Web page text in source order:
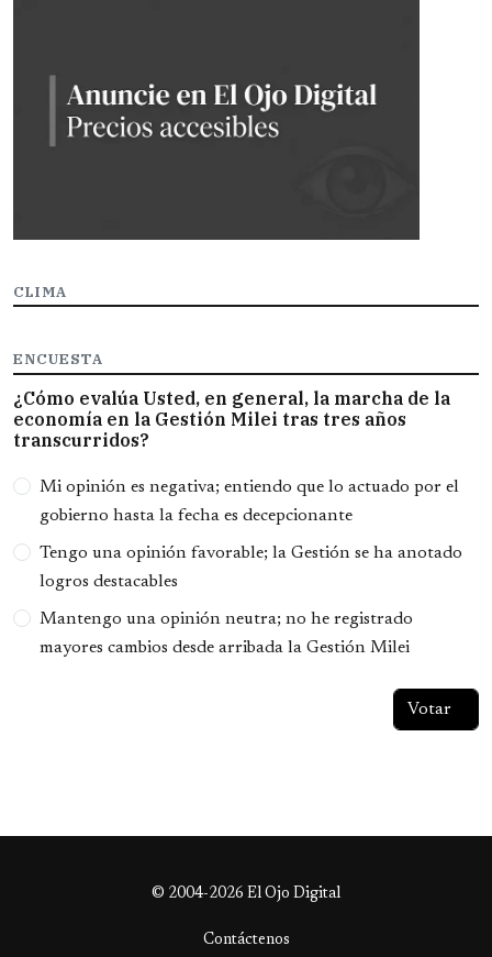
CLIMA
ENCUESTA
¿Cómo evalúa Usted, en general, la marcha de la
economía en la Gestión Milei tras tres años
transcurridos?
Opciones
Mi opinión es negativa; entiendo que lo actuado por el
gobierno hasta la fecha es decepcionante
Tengo una opinión favorable; la Gestión se ha anotado
logros destacables
Mantengo una opinión neutra; no he registrado
mayores cambios desde arribada la Gestión Milei
© 2004-2026 El Ojo Digital
Contáctenos